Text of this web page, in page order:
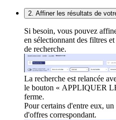
2. Affiner les résultats de
Si besoin, vous pouvez
en sélectionnant des filtres
de recherche.
La recherche est relancée
le bouton « APPLIQUER
ferme.
Pour certains d'entre eux,
d'offres correspondant.